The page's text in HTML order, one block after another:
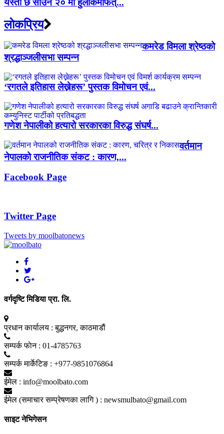
लाेकप्रिय
कमरेड विमला श्रेष्ठको
श्रद्धाञ्जलीसभा सम्पन्न
‘रगतले इतिहास लेख्नेहरू’ पुस्तक विमोचन एवं...
गणेश नेपालीको हत्यारो सरकारका विरुद्ध संघर्ष...
वर्तमान
नेपालको राजनीतिक संकट : कारण,...
Facebook Page
Twitter Page
Tweets by moolbatonews
वर्गदृष्टि मिडिया प्रा. लि.
प्रधान कार्यालय : बुद्धनगर, काठमाडाैं
सम्पर्क फाेन : 01-4785763
सम्पर्क मार्केटिङ : +977-9851076864
ईमेल : info@moolbato.com
ईमेल (समाचार सम्प्रेषणका लागि ) : newsmulbato@gmail.com
साइट नेभिगेसन